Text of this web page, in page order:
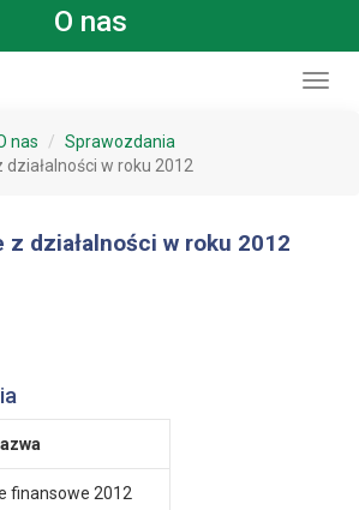
O nas
nas
Sprawozdania
w roku 2012
z działalności w roku 2012
finansowe 2012